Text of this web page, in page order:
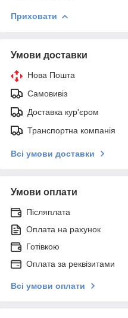
Приховати
Умови доставки
Нова Пошта
Самовивіз
Доставка кур'єром
Транспортна компанія
Всі умови доставки
Умови оплати
Післяплата
Оплата на рахунок
Готівкою
Оплата за реквізитами
Всі умови оплати